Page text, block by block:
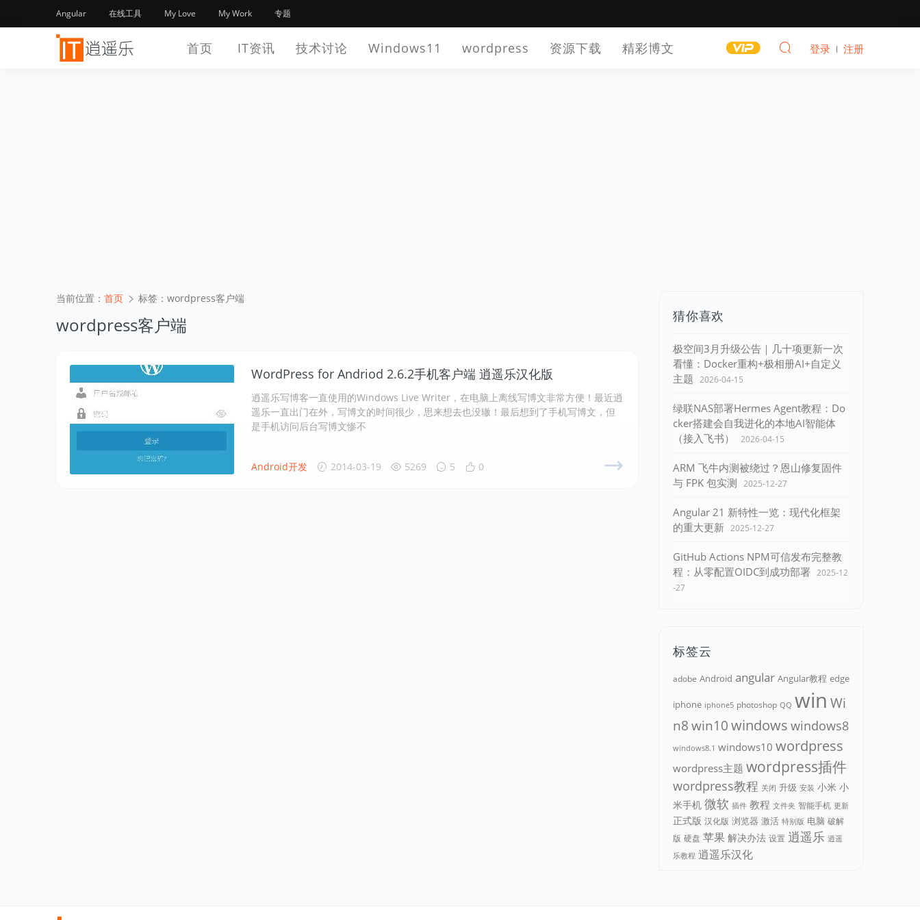
Angular 在线工具 My Love My Work 专题
首页 IT资讯 技术讨论 Windows11 wordpress 资源下载 精彩博文 登录 注册
当前位置： 首页 标签：wordpress客户端
wordpress客户端
WordPress for Andriod 2.6.2手机客户端 逍遥乐汉化版
逍遥乐写博客一直使用的Windows Live Writer，在电脑上离线写博文非常方便！最近逍
遥乐一直出门在外，写博文的时间很少，思来想去也没辙！最后想到了手机写博文，但
是手机访问后台写博文惨不
Android开发 2014-03-19 5269 5 0
猜你喜欢
极空间3月升级公告｜几十项更新一次
看懂：Docker重构+极相册AI+自定义
主题 2026-04-15
绿联NAS部署Hermes Agent教程：Do
cker搭建会自我进化的本地AI智能体
（接入飞书）
2026-04-15
ARM 飞牛内测被绕过？恩山修复固件
与 FPK 包实测 2025-12-27
Angular 21 新特性一览：现代化框架
的重大更新 2025-12-27
GitHub Actions NPM可信发布完整教
程：从零配置OIDC到成功部署 2025-12
-27
标签云
adobe Android angular Angular教程 edge
iphone iphone5 photoshop QQ win Wi
n8win10windows windows8
windows8.1 windows10 wordpress
wordpress主题 wordpress插件
wordpress教程 关闭 升级 安装 小米 小
米手机 微软 插件 教程 文件夹 智能手机 更新
正式版 汉化版 浏览器 激活 特别版 电脑 破解
版 硬盘 苹果 解决办法 设置 逍遥乐 逍遥
乐教程 逍遥乐汉化